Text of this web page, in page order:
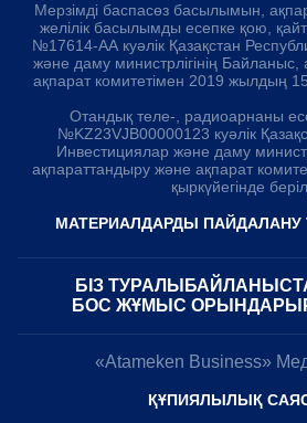
Мерзімді баспасөз басылымын,
желілік басылымды есепке қою,
№17614-АА куәлік Қазақстан
және даму министрлігінің
ақпарат комитетімен 2019 жылдың
Отандық теле-, радиоарнаны
№KZ23VJB00000123 куәлік
Инвестициялар және даму
ақпараттандыру және ақпарат
қыркүйегінде
МАТЕРИАЛДАРДЫ ПАЙДАЛАНУ
БІЗ ТУРАЛЫ
БОС ЖҰМЫС ОРЫНДАРЫ
«Atameken Business»
ҚҰПИЯЛЫЛЫҚ